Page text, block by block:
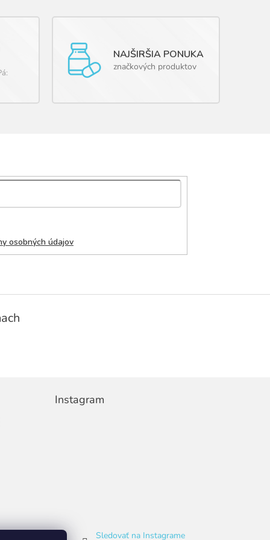
NAJŠIRŠIA PONUKA
značkových produktov
osobných údajov
Instagram
Sledovať na Instagrame